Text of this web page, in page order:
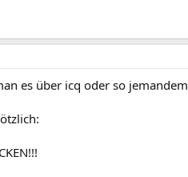
es über icq oder so jemandem